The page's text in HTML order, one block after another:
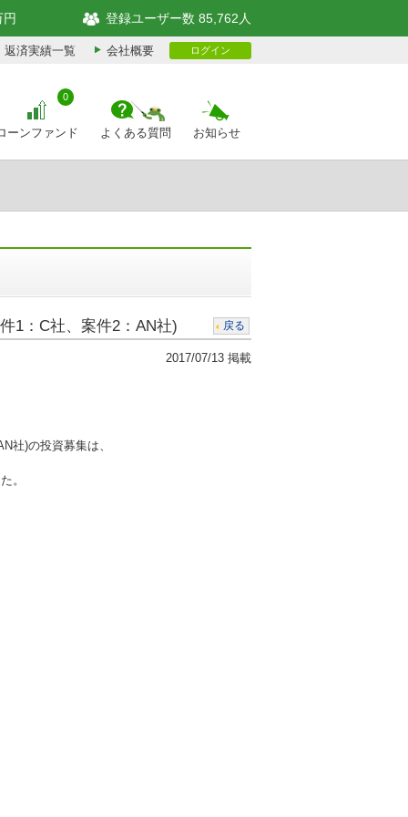
円 登録ユーザー数 85,762人
返済実績一覧 会社概要 ログイン
ーンファンド
0
よくある質問 お知らせ
1：C社、案件2：AN社) 戻る
2017/07/13 掲載
社)の投資募集は、
。